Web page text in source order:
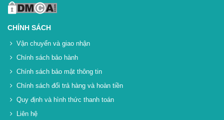
CHÍNH SÁCH
Vận chuyển và giao nhận
Chính sách bảo hành
Chính sách bảo mật thông tin
Chính sách đổi trả hàng và hoàn tiền
Quy định và hình thức thanh toán
Liên hệ